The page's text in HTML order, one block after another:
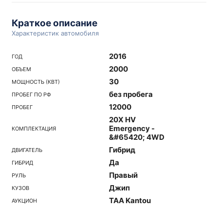
Краткое описание
Характеристик автомобиля
ГОД 2016
ОБЪЕМ 2000
МОЩНОСТЬ (КВТ) 30
ПРОБЕГ ПО РФ без пробега
ПРОБЕГ 12000
КОМПЛЕКТАЦИЯ
20X HV
Emergency -
&#65420; 4WD
ДВИГАТЕЛЬ Гибрид
ГИБРИД Да
РУЛЬ Правый
КУЗОВ Джип
АУКЦИОН TAA Kantou